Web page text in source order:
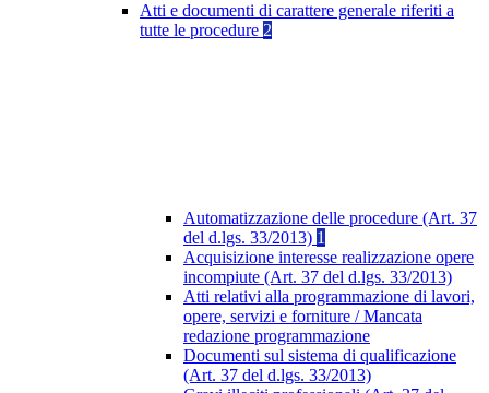
Atti e documenti di carattere generale riferiti a
tutte le procedure 2
Automatizzazione delle procedure (Art. 37
del d.lgs. 33/2013) 1
Acquisizione interesse realizzazione opere
incompiute (Art. 37 del d.lgs. 33/2013)
Atti relativi alla programmazione di lavori,
opere, servizi e forniture / Mancata
redazione programmazione
Documenti sul sistema di qualificazione
(Art. 37 del d.lgs. 33/2013)